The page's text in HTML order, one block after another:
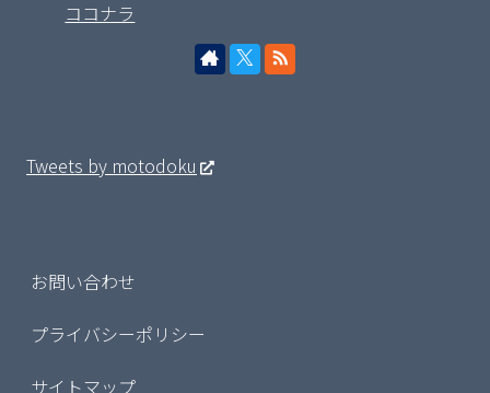
ココナラ
Tweets by motodoku
お問い合わせ
プライバシーポリシー
サイトマップ